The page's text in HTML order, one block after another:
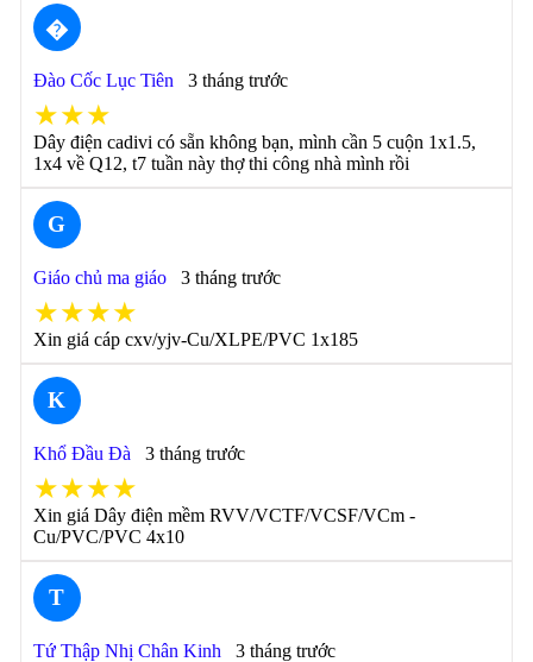
�
Đào Cốc Lục Tiên 3 tháng trước
★★★
Dây điện cadivi có sẵn không bạn, mình cần 5 cuộn 1x1.5,
1x4 về Q12, t7 tuần này thợ thi công nhà mình rồi
G
Giáo chủ ma giáo 3 tháng trước
★★★★
Xin giá cáp cxv/yjv-Cu/XLPE/PVC 1x185
K
Khổ Đầu Đà 3 tháng trước
★★★★
Xin giá Dây điện mềm RVV/VCTF/VCSF/VCm -
Cu/PVC/PVC 4x10
T
Tứ Thập Nhị Chân Kinh 3 tháng trước